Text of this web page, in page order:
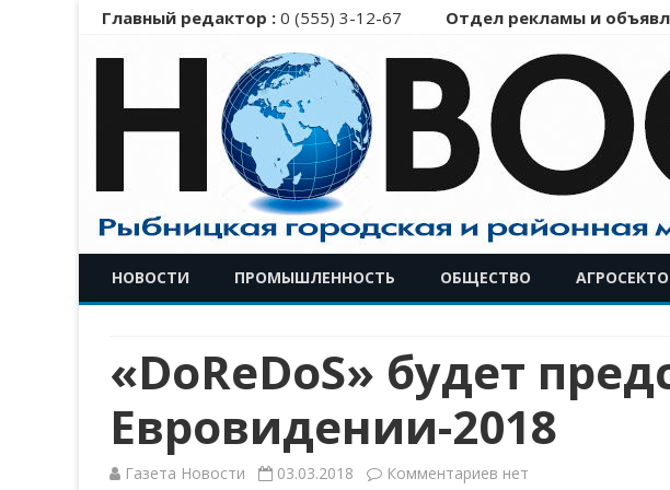
Главный редактор : 0 (555) 3-12-67 Отдел рекламы и
НОВОСТИ ПРОМЫШЛЕННОСТЬ ОБЩЕСТВО
«DoReDoS» будет
Евровидении-2018
Газета Новости 03.03.2018 Комментариев кнет